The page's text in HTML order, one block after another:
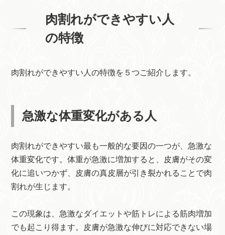
肉割れができやすい人
の特徴
肉割れができやすい人の特徴を５つご紹介します。
急激な体重変化がある人
肉割れができやすい最も一般的な要因の一つが、急激な
体重変化です。体重が急激に増加すると、皮膚がその変
化に追いつかず、皮膚の真皮層が引き裂かれることで肉
割れが生じます。
この現象は、急激なダイエットや筋トレによる筋肉増加
でも起こり得ます。皮膚が急激な伸びに対応できない場